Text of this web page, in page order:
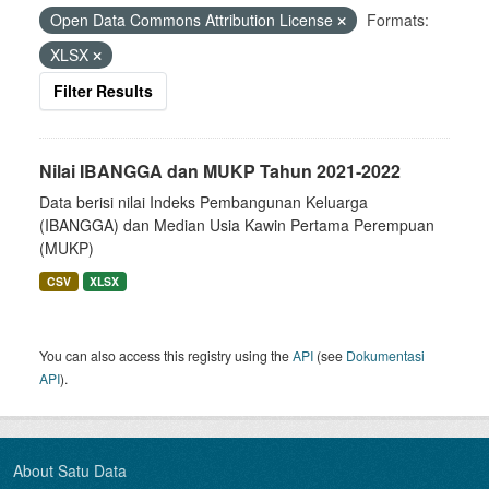
Open Data Commons Attribution License
Formats:
XLSX
Filter Results
Nilai IBANGGA dan MUKP Tahun 2021-2022
Data berisi nilai Indeks Pembangunan Keluarga
(IBANGGA) dan Median Usia Kawin Pertama Perempuan
(MUKP)
CSV XLSX
You can also access this registry using theAPI (see Dokumentasi
API).
About Satu Data